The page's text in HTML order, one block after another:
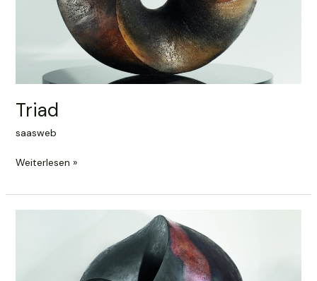
Triad
saasweb
Triad
Weiterlesen »